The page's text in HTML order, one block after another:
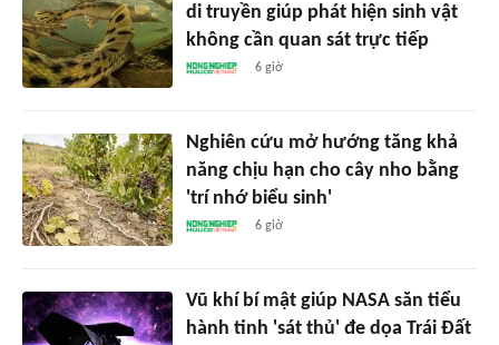
di truyền giúp phát hiện sinh vật
không cần quan sát trực tiếp
6 giờ
Nghiên cứu mở hướng tăng khả
năng chịu hạn cho cây nho bằng
'trí nhớ biểu sinh'
6 giờ
Vũ khí bí mật giúp NASA săn tiểu
hành tinh 'sát thủ' đe dọa Trái Đất